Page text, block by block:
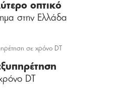
οπτικό
στην Ελλάδα
DT